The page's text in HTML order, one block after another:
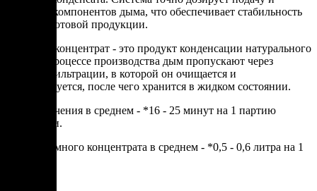
давление компонентов дыма, что обеспечивает стабильность
качества готовой продукции.
Дымный концентрат - это продукт конденсации натурального
дыма. В процессе производства дым пропускают через
систему фильтрации, в которой он очищается и
конденсируется, после чего хранится в жидком состоянии.
Цикл копчения в среднем - *16 - 25 минут на 1 партию
продукции.
Расход дымного концентрата в среднем - *0,5 - 0,6 литра на 1